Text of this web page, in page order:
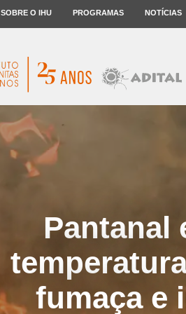
SOBRE O IHU PROGRAMAS NOTÍCIAS
Pantanal
fumaça e